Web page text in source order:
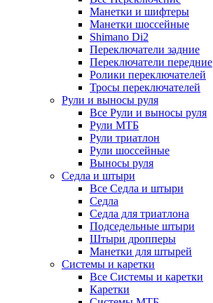
Манетки и шифтеры
Манетки шоссейные
Shimano Di2
Переключатели задние
Переключатели передние
Ролики переключателей
Тросы переключателей
Рули и выносы руля
Все Рули и выносы руля
Рули МТБ
Рули триатлон
Рули шоссейные
Выносы руля
Седла и штыри
Все Седла и штыри
Седла
Седла для триатлона
Подседельные штыри
Штыри дропперы
Манетки для штырей
Системы и каретки
Все Системы и каретки
Каретки